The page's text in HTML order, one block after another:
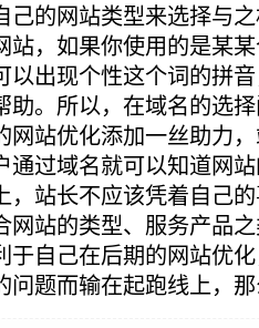
己的网站类型来选择与
站，如果你使用的是某
以出现个性这个词的拼
助。所以，在域名的选
网站优化添加一丝助力
通过域名就可以知道网
站长不应该凭着自己的
网站的类型、服务产品
于自己在后期的网站优
问题而输在起跑线上，